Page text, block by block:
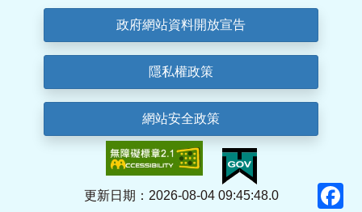
政府網站資料開放宣告
隱私權政策
網站安全政策
更新日期：2026-08-04 09:45:48.0